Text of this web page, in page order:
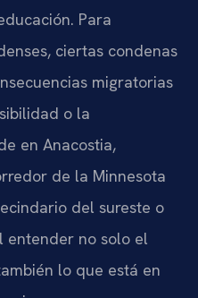
Para
ciertas condenas
migratorias
o la
en Anacostia,
de la Minnesota
del sureste o
entender no solo el
lo que está en